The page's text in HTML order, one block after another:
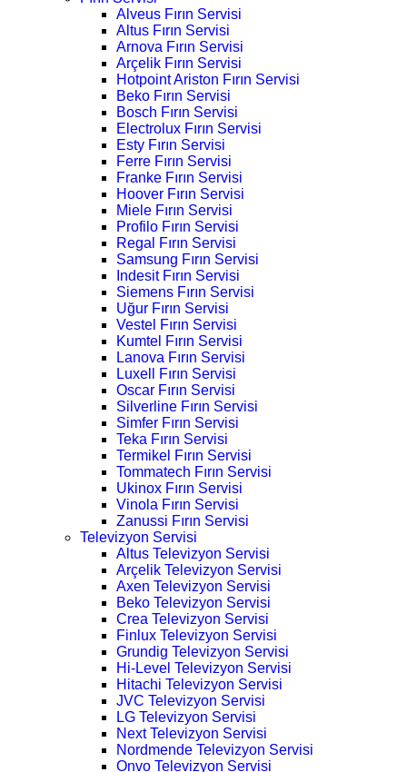
Alveus Fırın Servisi
Altus Fırın Servisi
Arnova Fırın Servisi
Arçelik Fırın Servisi
Hotpoint Ariston Fırın Servisi
Beko Fırın Servisi
Bosch Fırın Servisi
Electrolux Fırın Servisi
Esty Fırın Servisi
Ferre Fırın Servisi
Franke Fırın Servisi
Hoover Fırın Servisi
Miele Fırın Servisi
Profilo Fırın Servisi
Regal Fırın Servisi
Samsung Fırın Servisi
Indesit Fırın Servisi
Siemens Fırın Servisi
Uğur Fırın Servisi
Vestel Fırın Servisi
Kumtel Fırın Servisi
Lanova Fırın Servisi
Luxell Fırın Servisi
Oscar Fırın Servisi
Silverline Fırın Servisi
Simfer Fırın Servisi
Teka Fırın Servisi
Termikel Fırın Servisi
Tommatech Fırın Servisi
Ukinox Fırın Servisi
Vinola Fırın Servisi
Zanussi Fırın Servisi
Televizyon Servisi
Altus Televizyon Servisi
Arçelik Televizyon Servisi
Axen Televizyon Servisi
Beko Televizyon Servisi
Crea Televizyon Servisi
Finlux Televizyon Servisi
Grundig Televizyon Servisi
Hi-Level Televizyon Servisi
Hitachi Televizyon Servisi
JVC Televizyon Servisi
LG Televizyon Servisi
Next Televizyon Servisi
Nordmende Televizyon Servisi
Onvo Televizyon Servisi